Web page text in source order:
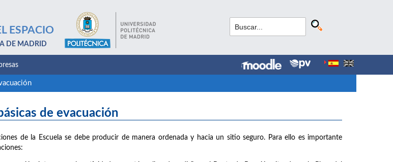
ESPACIO
DE MADRID
de evacuación
de la Escuela se debe producir de manera ordenada y hacia un sitio seguro. Para ello es importante